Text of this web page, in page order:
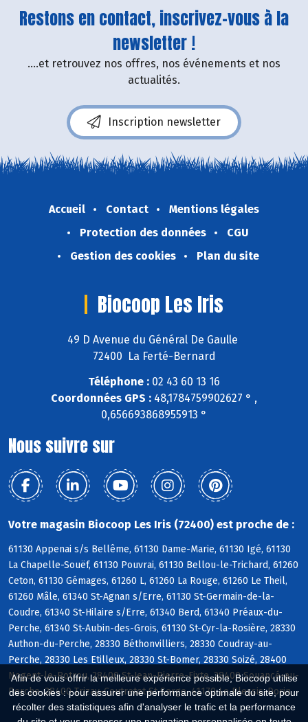
Afin de vous offrir la meilleure expérience possible, Biocoop utilise
des cookies : pour assurer une performance optimale du site, pour
récolter des statistiques afin d'analyser le trafic et la performance
Restons en contact, inscrivez-vous à la
newsletter !
....et retrouvez nos offres, nos événements et nos
actualités.
Inscription newsletter
Accueil Contact
Mentions légales
Protection des données
CGU
Gestion des cookies
Plan du site
Biocoop Les Iris
49 D Avenue du Général De Gaulle
72400 La Ferté-Bernard
Téléphone : 02 43 60 13 16
Coordonnées GPS : 48,1784759902627 ° ,
0,656693868955913 °
Nous suivre sur
Votre magasin Biocoop Les Iris (72400) est proche de :
61130 Appenai s/s Bellême, 61130 Dame-Marie, 61130 Igé, 61130
La Chapelle-Souëf, 61130 Pouvrai, 61130 Bellou-le-Trichard, 61260
Ceton, 61130 Gémages, 61260 L, 61260 La Rouge, 61260 Le Theil,
61260 Mâle, 61340 St-Agnan s/Erre, 61130 St-Germain-de-la-
Coudre, 61340 St-Hilaire s/Erre, 61340 Berd, 61340 Préaux-du-
Perche, 61340 St-Aubin-des-Grois, 61130 St-Cyr-la-Rosière, 28330
Authon-du-Perche, 28330 Béthonvilliers, 28330 Coudray-au-
Perche, 28330 Les Etilleux, 28330 St-Bomer, 28330 Soizé, 28400
Nogent-le-Rotrou, 28400 St-Jean-Pierre-Fixte, 28400 Souancé-au-
Perche, 28400 Trizay-Coutretot-St-Serge, 41170 Le Plessis-Dorin